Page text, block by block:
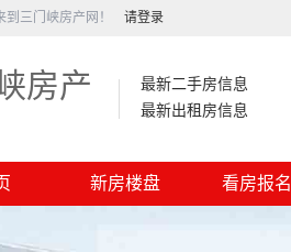
三门峡房产网！ 请登录
房产
最新二手房信息
最新出租房信息
新房楼盘 看房报名